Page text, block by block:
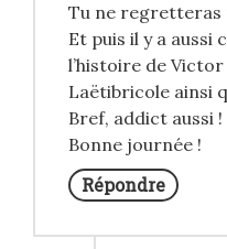
Tu ne regretteras
Et puis il y a aussi
l’histoire de
Laëtibricole ainsi
Bref, addict aussi !
Bonne journée !
Répondre